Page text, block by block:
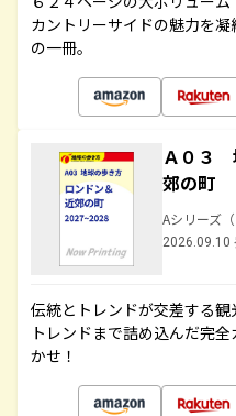
カントリーサイドの魅力を
の一冊。
Ａ０３
郊の町
Aシリーズ
2026.09.10
伝統とトレンドが交差する
トレンドまで詰め込んだ完
かせ！